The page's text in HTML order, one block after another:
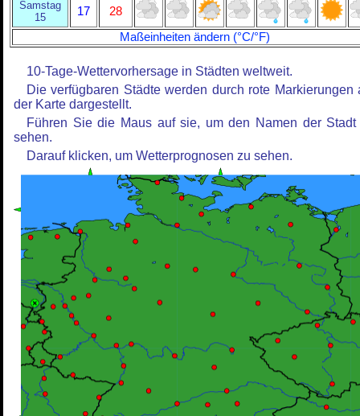
Samstag
15
17
28
Maßeinheiten ändern (°C/°F)
10-Tage-Wettervorhersage in Städten weltweit.
Die verfügbaren Städte werden durch rote Markierungen
der Karte dargestellt.
Führen Sie die Maus auf sie, um den Namen der Stadt
sehen.
Darauf klicken, um Wetterprognosen zu sehen.